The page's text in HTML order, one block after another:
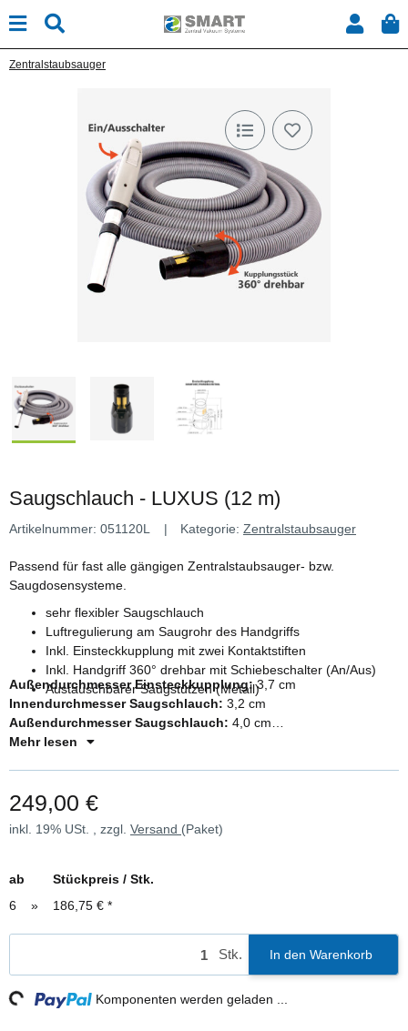
Zentralstaubsauger
Saugschlauch - LUXUS (12 m)
Artikelnummer: 051120L Kategorie: Zentralstaubsauger
Passend für fast alle gängigen Zentralstaubsauger- bzw.
Saugdosensysteme.
sehr flexibler Saugschlauch
Luftregulierung am Saugrohr des Handgriffs
Inkl. Einsteckkupplung mit zwei Kontaktstiften
Inkl. Handgriff 360° drehbar mit Schiebeschalter (An/Aus)
Austauschbarer Saugstutzen (Metall)
Außendurchmesser Einsteckkupplung:3,7 cm
Innendurchmesser Saugschlauch: 3,2 cm
Außendurchmesser Saugschlauch: 4,0 cm
Länge:12 m
Mehr lesen
249,00 €
inkl. 19% USt. , zzgl. Versand (Paket)
ab
Stückpreis / Stk.
6
» 186,75 € *
Stk. In den Warenkorb
Komponenten werden geladen ...